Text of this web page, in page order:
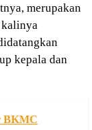
merupakan
kalinya
kepala dan
BKMC